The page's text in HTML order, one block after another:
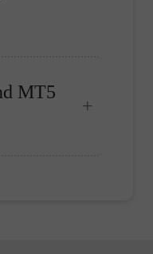
MT5